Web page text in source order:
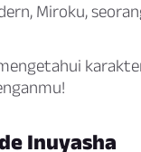
Miroku,
Inuyasha